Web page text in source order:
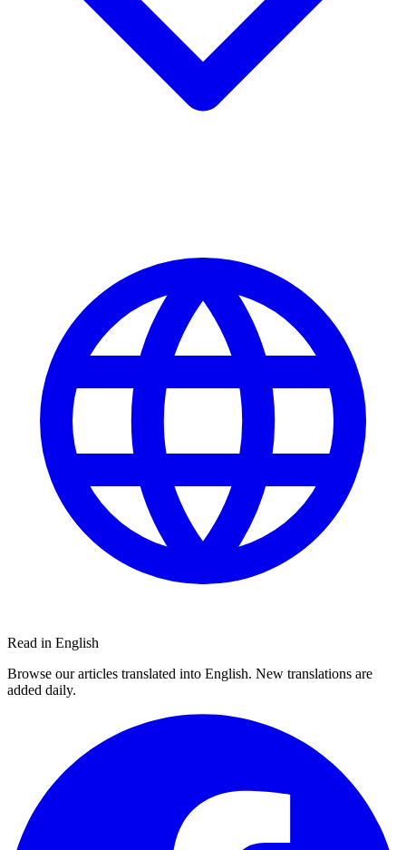
Read in English
Browse our articles translated into English. New translations are
added daily.